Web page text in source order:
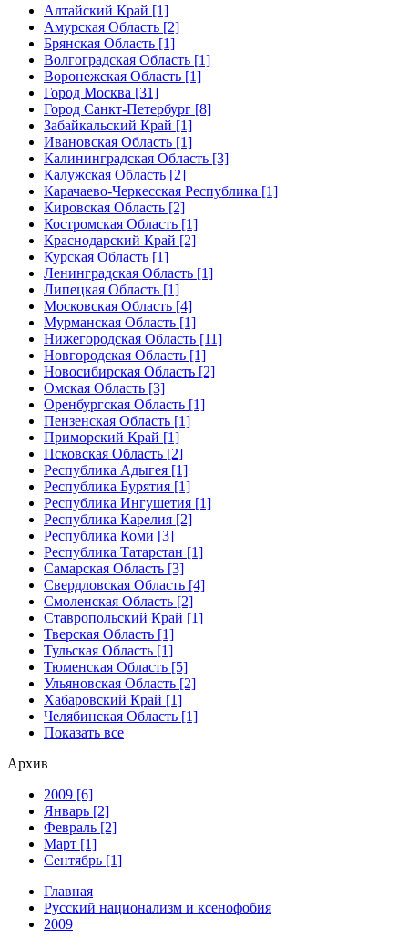
Алтайский Край [1]
Амурская Область [2]
Брянская Область [1]
Волгоградская Область [1]
Воронежская Область [1]
Город Москва [31]
Город Санкт-Петербург [8]
Забайкальский Край [1]
Ивановская Область [1]
Калининградская Область [3]
Калужская Область [2]
Карачаево-Черкесская Республика [1]
Кировская Область [2]
Костромская Область [1]
Краснодарский Край [2]
Курская Область [1]
Ленинградская Область [1]
Липецкая Область [1]
Московская Область [4]
Мурманская Область [1]
Нижегородская Область [11]
Новгородская Область [1]
Новосибирская Область [2]
Омская Область [3]
Оренбургская Область [1]
Пензенская Область [1]
Приморский Край [1]
Псковская Область [2]
Республика Адыгея [1]
Республика Бурятия [1]
Республика Ингушетия [1]
Республика Карелия [2]
Республика Коми [3]
Республика Татарстан [1]
Самарская Область [3]
Свердловская Область [4]
Смоленская Область [2]
Ставропольский Край [1]
Тверская Область [1]
Тульская Область [1]
Тюменская Область [5]
Ульяновская Область [2]
Хабаровский Край [1]
Челябинская Область [1]
Показать все
Архив
2009 [6]
Январь [2]
Февраль [2]
Март [1]
Сентябрь [1]
Главная
Русский национализм и ксенофобия
2009